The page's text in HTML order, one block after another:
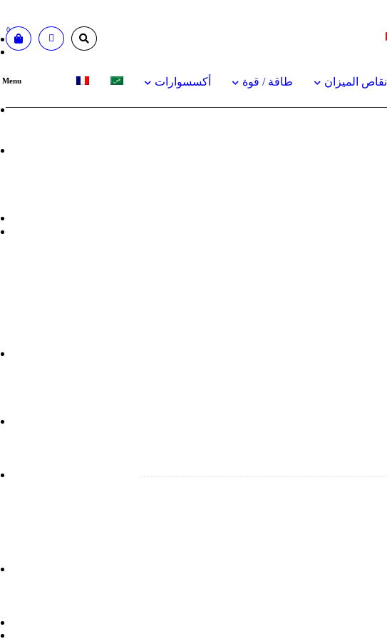
0
انقاص الميزان طاقة / قوة أكسسوارات Menu